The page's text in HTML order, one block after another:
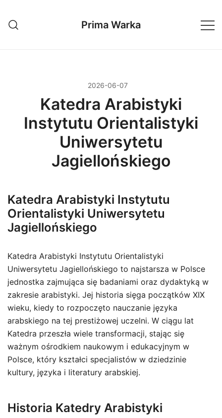
treści
Prima Warka
2026-06-07
Katedra Arabistyki
Instytutu Orientalistyki
Uniwersytetu
Jagiellońskiego
Katedra Arabistyki Instytutu
Orientalistyki Uniwersytetu
Jagiellońskiego
Katedra Arabistyki Instytutu Orientalistyki
Uniwersytetu Jagiellońskiego to najstarsza w Polsce
jednostka zajmująca się badaniami oraz dydaktyką w
zakresie arabistyki. Jej historia sięga początków XIX
wieku, kiedy to rozpoczęto nauczanie języka
arabskiego na tej prestiżowej uczelni. W ciągu lat
Katedra przeszła wiele transformacji, stając się
ważnym ośrodkiem naukowym i edukacyjnym w
Polsce, który kształci specjalistów w dziedzinie
kultury, języka i literatury arabskiej.
Historia Katedry Arabistyki